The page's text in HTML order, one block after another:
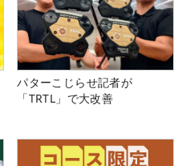
パターこじらせ記者が
「TRTL」で大改善